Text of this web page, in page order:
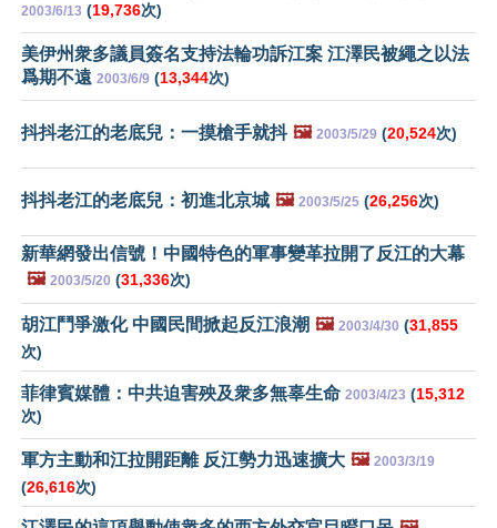
2003/6/13 (19,736次)
美伊州衆多議員簽名支持法輪功訴江案 江澤民被繩之以法
爲期不遠 2003/6/9 (13,344次)
抖抖老江的老底兒：一摸槍手就抖 🖼️ 2003/5/29 (20,524次)
抖抖老江的老底兒：初進北京城 🖼️ 2003/5/25 (26,256次)
新華網發出信號！中國特色的軍事變革拉開了反江的大幕
🖼️ 2003/5/20 (31,336次)
胡江鬥爭激化 中國民間掀起反江浪潮 🖼️ 2003/4/30 (31,855
次)
菲律賓媒體：中共迫害殃及衆多無辜生命 2003/4/23 (15,312
次)
軍方主動和江拉開距離 反江勢力迅速擴大 🖼️ 2003/3/19
(26,616次)